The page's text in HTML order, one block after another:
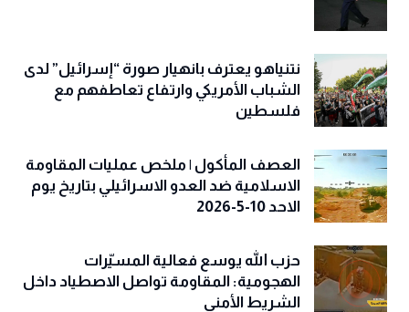
نتنياهو يعترف بانهيار صورة “إسرائيل” لدى
الشباب الأمريكي وارتفاع تعاطفهم مع
فلسطين
العصف المأكول | ملخص عمليات المقاومة
الاسلامية ضد العدو الاسرائيلي بتاريخ يوم
الاحد 10-5-2026
حزب الله يوسع فعالية المسيّرات
الهجومية: المقاومة تواصل الاصطياد داخل
الشريط الأمني